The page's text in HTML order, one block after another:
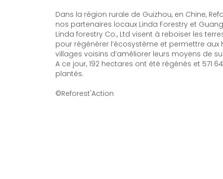
Dans la région rurale de Guizhou, en Chine,
nos partenaires locaux Linda Forestry et
Linda forestry Co., Ltd visent à reboiser les
pour régénérer l’écosystème et permettre aux
villages voisins d’améliorer leurs moyens de
A ce jour, 192 hectares ont été régénés et 571
plantés.
©Reforest'Action